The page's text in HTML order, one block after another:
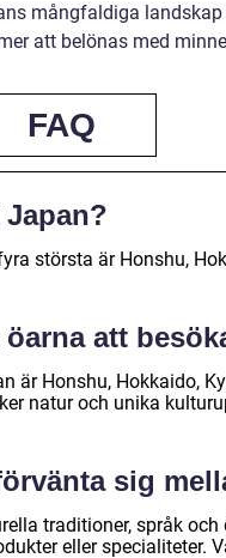
mångfaldiga
att belönas med
FAQ
största är Honshu,
att
är Honshu, Hokkaido,
natur och unika
sig
traditioner, språk
eller specialiteter.